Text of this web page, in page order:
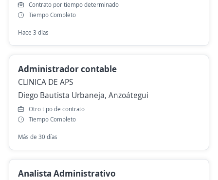
Contrato por tiempo determinado
Tiempo Completo
Hace 3 días
Administrador contable
CLINICA DE APS
Diego Bautista Urbaneja, Anzoátegui
Otro tipo de contrato
Tiempo Completo
Más de 30 días
Analista Administrativo